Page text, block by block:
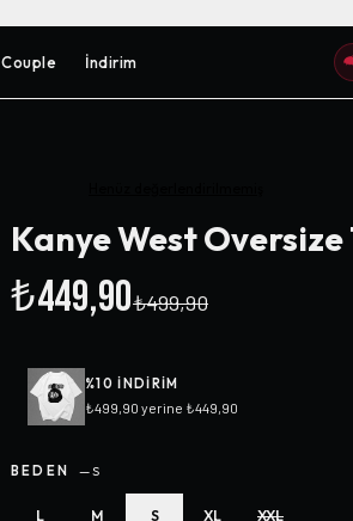
Couple İndirim
Kanye West
₺449,90₺499,90
%10 INDIRIM
₺499,90 yerine ₺449,90
BEDEN —S
L M S XL XXL